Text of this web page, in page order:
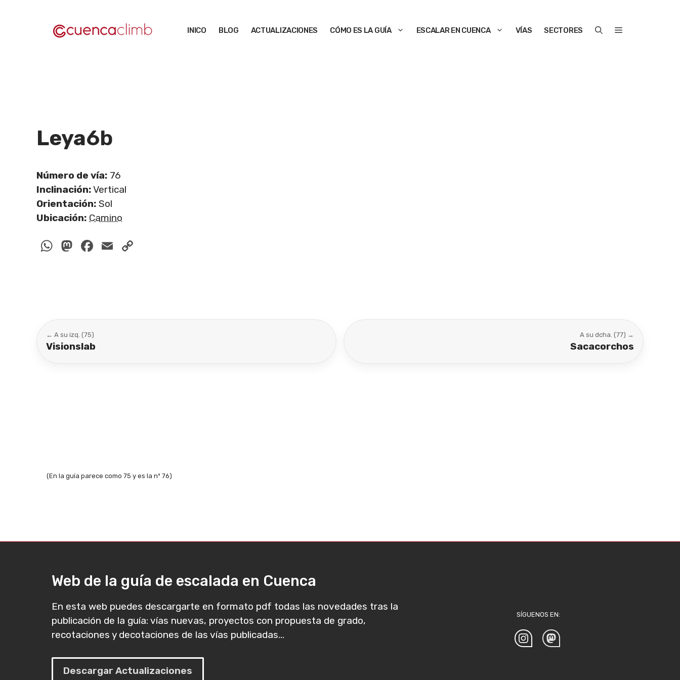
INICO BLOG ACTUALIZACIONES CÓMO ES LA GUÍA ESCALAR EN CUENCA VÍAS SECTORES
Leya6b
Número de vía: 76
Inclinación:Vertical
Orientación: Sol
Ubicación: Camino
WhatsApp
Mastodon
Facebook
Email
← A su izq. (75)
Visionslab
A su dcha. (77) →
Sacacorchos
(En la guía parece como 75 y es la nº 76)
Web de la guía de escalada en Cuenca
En esta web puedes descargarte en formato pdf todas las novedades tras la
publicación de la guía: vías nuevas, proyectos con propuesta de grado,
recotaciones y decotaciones de las vías publicadas...
Descargar Actualizaciones
SÍGUENOS EN: